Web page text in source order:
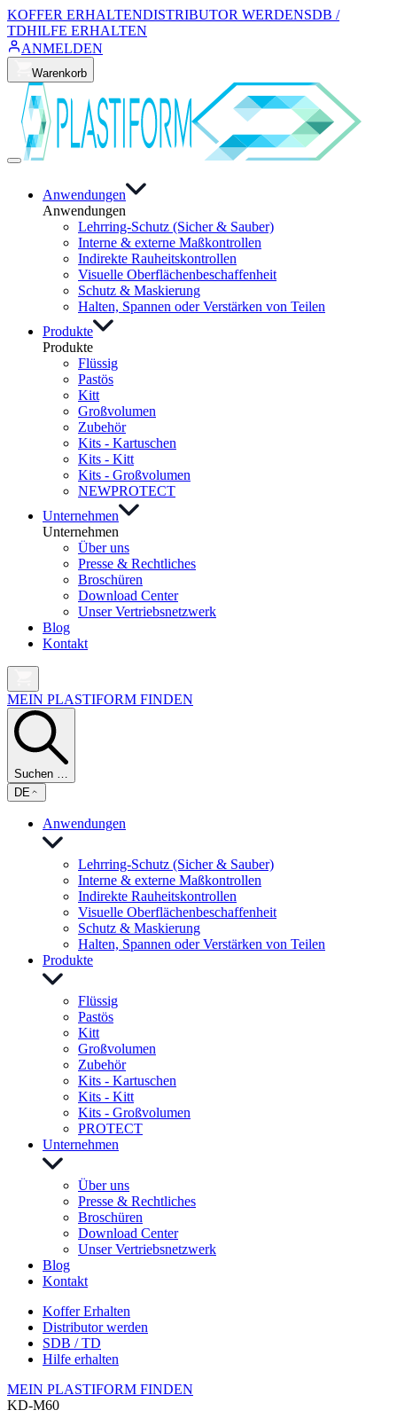
KOFFER ERHALTENDISTRIBUTOR WERDENSDB /
TDHILFE ERHALTEN
ANMELDEN
Warenkorb
Anwendungen
Anwendungen
Lehrring-Schutz (Sicher & Sauber)
Interne & externe Maßkontrollen
Indirekte Rauheitskontrollen
Visuelle Oberflächenbeschaffenheit
Schutz & Maskierung
Halten, Spannen oder Verstärken von Teilen
Produkte
Produkte
Flüssig
Pastös
Kitt
Großvolumen
Zubehör
Kits - Kartuschen
Kits - Kitt
Kits - Großvolumen
NEWPROTECT
Unternehmen
Unternehmen
Über uns
Presse & Rechtliches
Broschüren
Download Center
Unser Vertriebsnetzwerk
Blog
Kontakt
MEIN PLASTIFORM FINDEN
Suchen …
DE
Anwendungen
Lehrring-Schutz (Sicher & Sauber)
Interne & externe Maßkontrollen
Indirekte Rauheitskontrollen
Visuelle Oberflächenbeschaffenheit
Schutz & Maskierung
Halten, Spannen oder Verstärken von Teilen
Produkte
Flüssig
Pastös
Kitt
Großvolumen
Zubehör
Kits - Kartuschen
Kits - Kitt
Kits - Großvolumen
PROTECT
Unternehmen
Über uns
Presse & Rechtliches
Broschüren
Download Center
Unser Vertriebsnetzwerk
Blog
Kontakt
Koffer Erhalten
Distributor werden
SDB / TD
Hilfe erhalten
MEIN PLASTIFORM FINDEN
KD-M60